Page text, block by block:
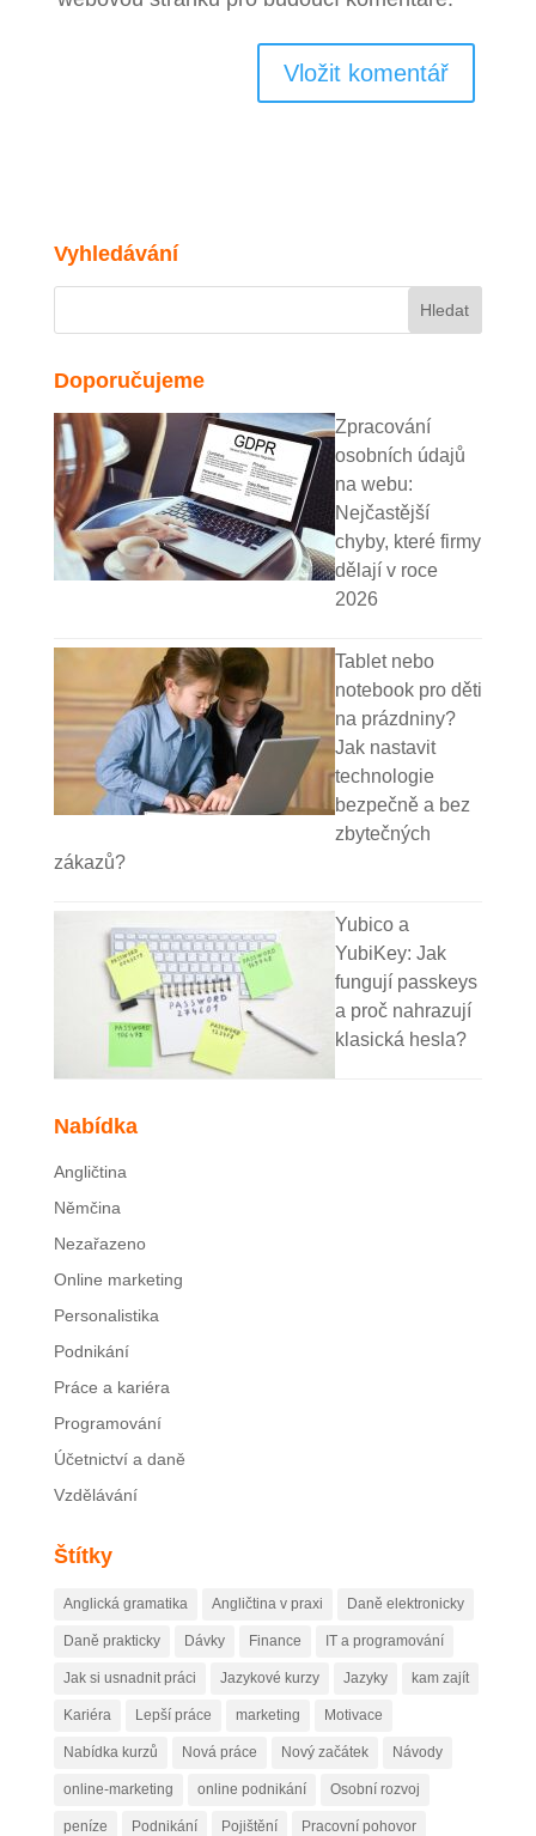
Vyhledávání
Doporučujeme
Zpracování
osobních údajů
na webu:
Nejčastější
chyby, které firmy
dělají v roce
2026
Tablet nebo
notebook pro děti
na prázdniny?
Jak nastavit
technologie
bezpečně a bez
zbytečných
zákazů?
Yubico a
YubiKey: Jak
fungují passkeys
a proč nahrazují
klasická hesla?
Nabídka
Angličtina
Němčina
Nezařazeno
Online marketing
Personalistika
Podnikání
Práce a kariéra
Programování
Účetnictví a daně
Vzdělávání
Štítky
Anglická gramatika Angličtina v praxi Daně elektronicky
Daně prakticky Dávky Finance IT a programování
Jak si usnadnit práci Jazykové kurzy Jazyky kam zajít
Kariéra Lepší práce marketing Motivace
Nabídka kurzů Nová práce Nový začátek Návody
online-marketing online podnikání Osobní rozvoj
peníze Podnikání Pojištění Pracovní pohovor